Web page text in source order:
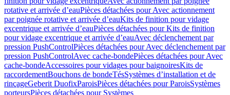
rotative et arrivée d’eauPièces détachées pour Avec actionnement
par poignée rotative et arrivée d’eauKits de finition pour vidage
excentrique et arrivée d’eauPièces détachées pour Kits de finition
pour vidage excentrique et arrivée d’eauAvec déclenchement par
pression PushControlPièces détachées pour Avec déclenchement par
pression PushControlAvec cache-bondePièces détachées pour Avec
cache-bondeAccessoires pour vidages pour baignoiresKits de
raccordementBouchons de bondeTésSystèmes d’installation et de
rinçageGeberit DuofixParoisPièces détachées pour ParoisSystèmes
porteursPièces détachées pour Systèmes